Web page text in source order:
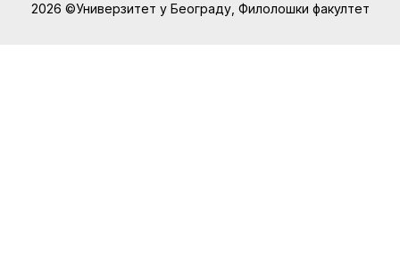
2026 ©Универзитет у Београду, Филолошки факултет